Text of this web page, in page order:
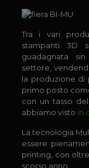
Tra i vari
stampanti 3D
guadagnata
settore,
la produzione di
primo posto
con un tasso
abbiamo visto in
La tecnologia
essere
printing, con
scorso anno.